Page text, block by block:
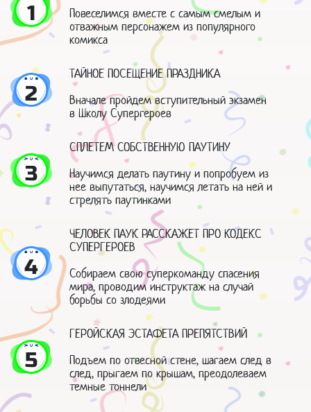
1
Повеселимся вместе с самым смелым и
отважным персонажем из популярного
комикса
2
ТАЙНОЕ ПОСЕЩЕНИЕ ПРАЗДНИКА
Вначале пройдем вступительный экзамен
в Школу Супергероев
3
СПЛЕТЕМ СОБСТВЕННУЮ ПАУТИНУ
Научимся делать паутину и попробуем из
нее выпутаться, научимся летать на ней и
стрелять паутинками
4
ЧЕЛОВЕК ПАУК РАССКАЖЕТ ПРО КОДЕКС
СУПЕРГЕРОЕВ
Собираем свою суперкоманду спасения
мира, проводим инструктаж на случай
борьбы со злодеями
5
ГЕРОЙСКАЯ ЭСТАФЕТА ПРЕПЯТСТВИЙ
Подъем по отвесной стене, шагаем след в
след, прыгаем по крышам, преодолеваем
темные тоннели